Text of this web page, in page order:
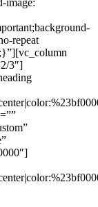
image:
repeat
3″]